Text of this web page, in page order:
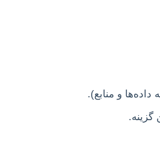
و منابع).
گزینه.